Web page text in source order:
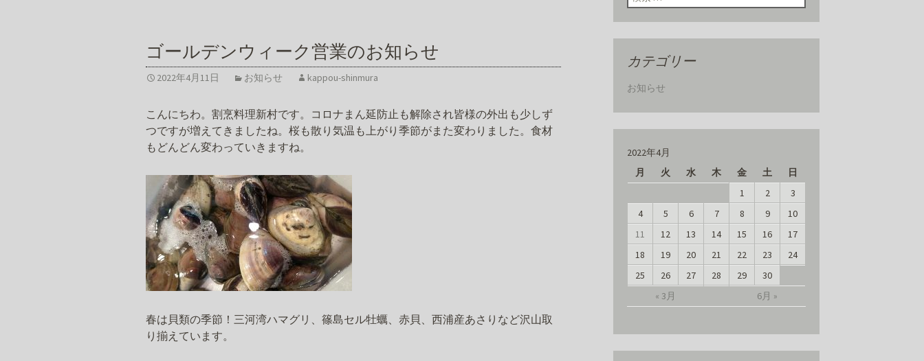
ゴールデンウィーク営業のお知らせ
2022年4月11日 お知らせ kappou-shinmura
こんにちわ。割烹料理新村です。コロナまん延防止も解除され皆様の外出も少しず
つですが増えてきましたね。桜も散り気温も上がり季節がまた変わりました。食材
もどんどん変わっていきますね。
春は貝類の季節！三河湾ハマグリ、篠島セル牡蠣、赤貝、西浦産あさりなど沢山取
り揃えています。
カテゴリー
お知らせ
2022年4月
月
火 水 木 金 土 日
« 3月 6月 »
1 2
3
4
5 6 7 8 9
10
11
12 13 14 15 16
17
18
19 20 21 22 23
24
25
26 27 28 29 30